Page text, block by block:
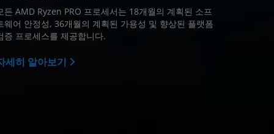
든 AMD Ryzen PRO 프로세서는 18개월의 계획된 소프
웨어 안정성, 36개월의 계획된 가용성 및 향상된 플랫폼
증 프로세스를 제공합니다.
세히 알아보기